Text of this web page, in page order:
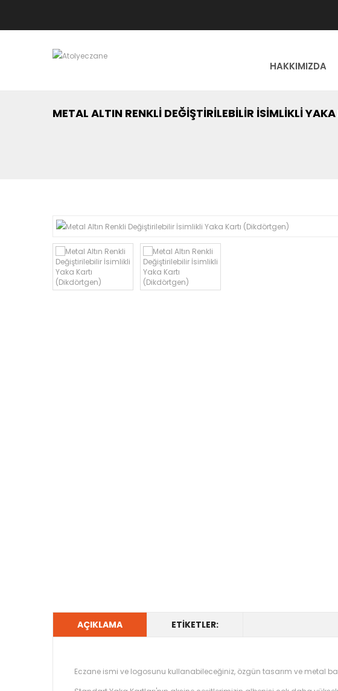
HAKKIMIZDA
METAL ALTIN RENKLI DEĞIŞTIRILEBILIR İSIMLIKLI
AÇIKLAMA ETIKETLER:
Eczane ismi ve logosunu kullanabileceğiniz, özgün tasarım ve metal